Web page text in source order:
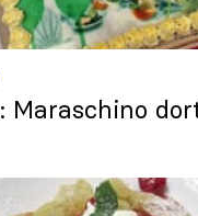
Maraschino